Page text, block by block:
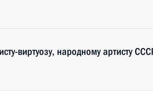
виртуозу, народному артисту